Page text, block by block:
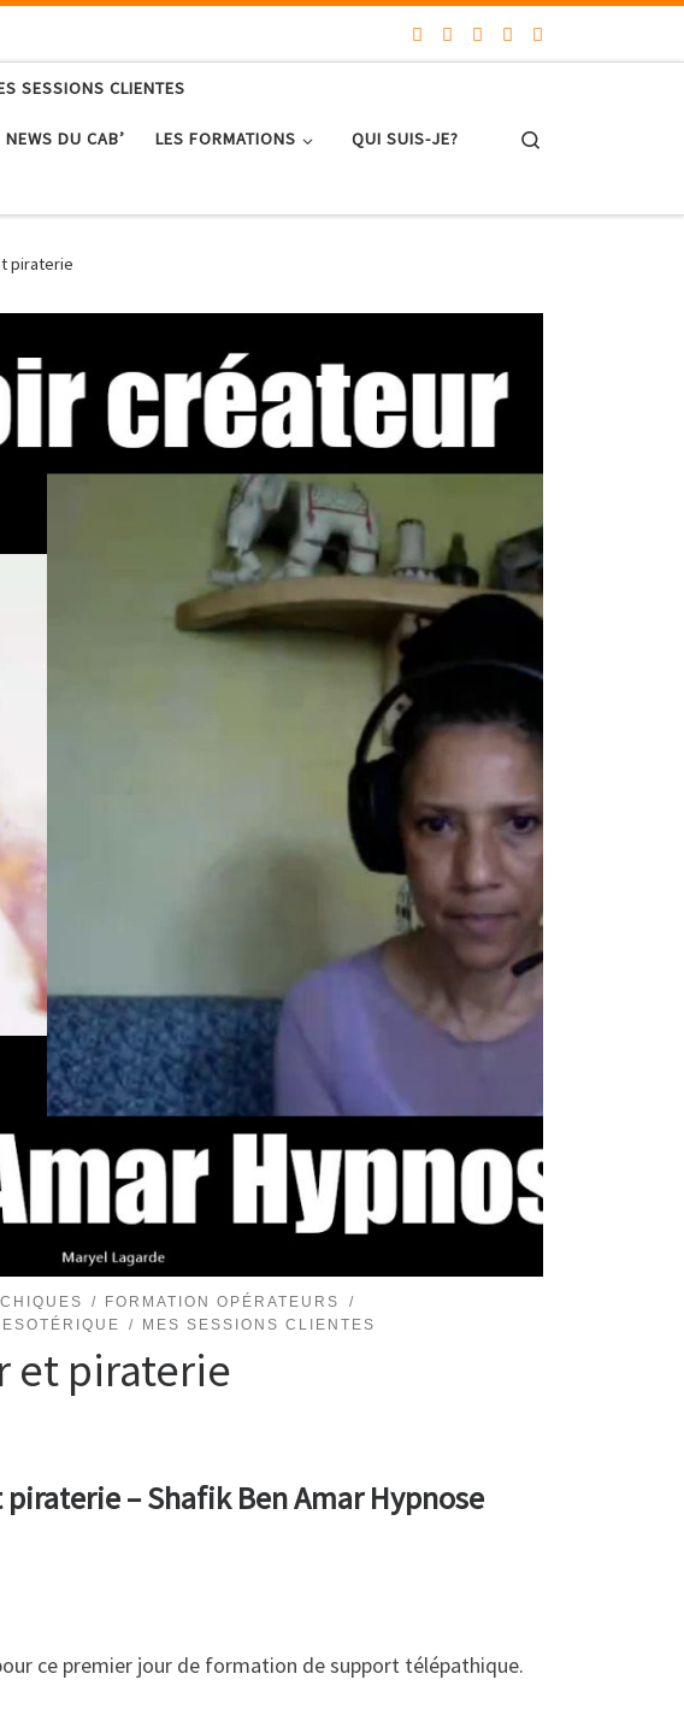
SESSIONS CLIENTES
NEWS DU CAB’ LES FORMATIONS QUI SUIS-JE?
piraterie
FORMATION OPÉRATEURS
MES SESSIONS CLIENTES
et piraterie
– Shafik Ben Amar Hypnose
ce premier jour de formation de support télépathique.